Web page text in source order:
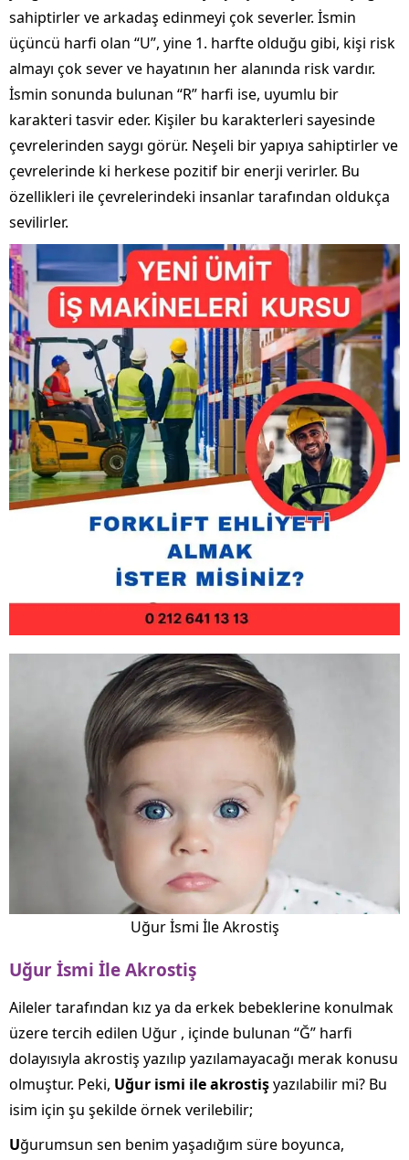
sahiptirler ve arkadaş edinmeyi çok severler. İsmin
üçüncü harfi olan “U”, yine 1. harfte olduğu gibi, kişi risk
almayı çok sever ve hayatının her alanında risk vardır.
İsmin sonunda bulunan “R” harfi ise, uyumlu bir
karakteri tasvir eder. Kişiler bu karakterleri sayesinde
çevrelerinden saygı görür. Neşeli bir yapıya sahiptirler ve
çevrelerinde ki herkese pozitif bir enerji verirler. Bu
özellikleri ile çevrelerindeki insanlar tarafından oldukça
sevilirler.
Uğur İsmi İle Akrostiş
Uğur İsmi İle Akrostiş
Aileler tarafından kız ya da erkek bebeklerine konulmak
üzere tercih edilen Uğur , içinde bulunan “Ğ” harfi
dolayısıyla akrostiş yazılıp yazılamayacağı merak konusu
olmuştur. Peki, Uğur ismi ile akrostişyazılabilir mi? Bu
isim için şu şekilde örnek verilebilir;
Uğurumsun sen benim yaşadığım süre boyunca,